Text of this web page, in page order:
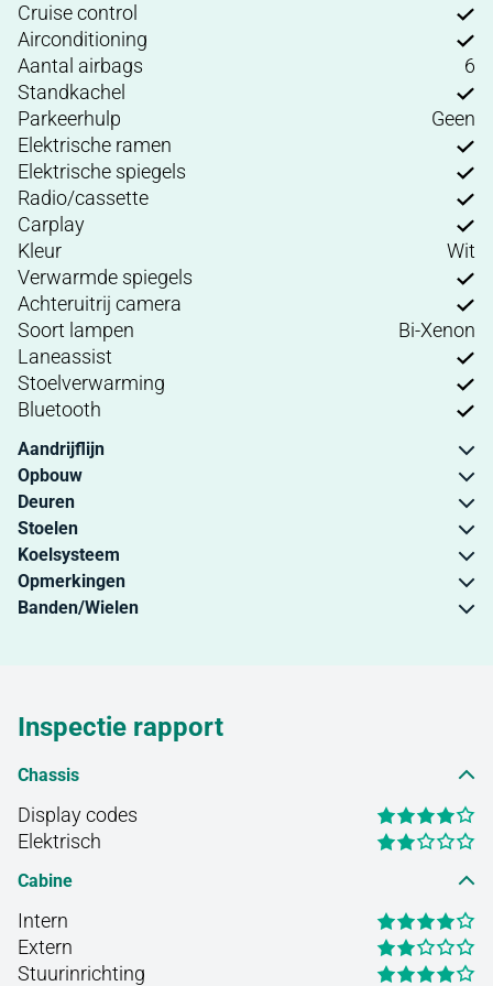
Cruise control
Airconditioning
Aantal airbags
6
Standkachel
Parkeerhulp
Geen
Elektrische ramen
Elektrische spiegels
Radio/cassette
Carplay
Kleur
Wit
Verwarmde spiegels
Achteruitrij camera
Soort lampen
Bi-Xenon
Laneassist
Stoelverwarming
Bluetooth
Aandrijflijn
Opbouw
Deuren
Stoelen
Koelsysteem
Opmerkingen
Banden/Wielen
Inspectie rapport
Chassis
Display codes
Elektrisch
Cabine
Intern
Extern
Stuurinrichting